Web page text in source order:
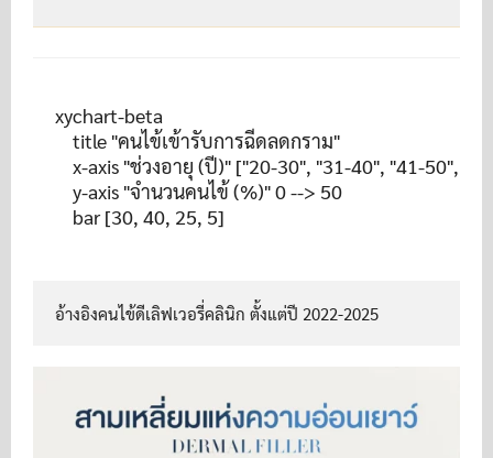
xychart-beta
    title "คนไข้เข้ารับการฉีดลดกราม"
x-axis "ช่วงอายุ (ปี)" ["20-30", "31-40", "41-50",
    y-axis "จำนวนคนไข้ (%)" 0 --> 50
อ้างอิงคนไข้ดีเลิฟเวอรี่คลินิก ตั้งแต่ปี 2022-2025